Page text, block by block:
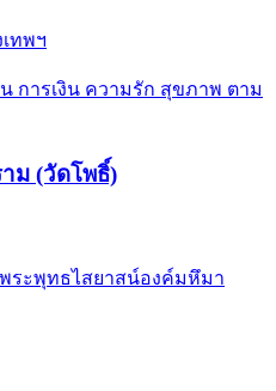
ทพฯ
การเงิน ความรัก สุขภาพ ตาม
ม (วัดโพธิ์)
ระพุทธไสยาสน์องค์มหึมา